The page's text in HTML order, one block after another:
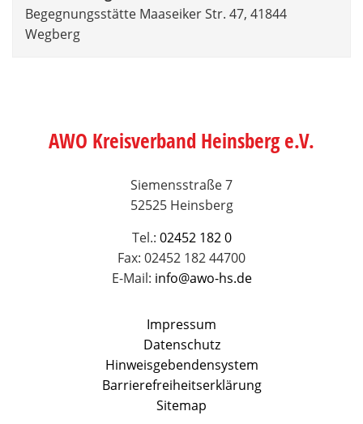
Begegnungsstätte Maaseiker Str. 47, 41844
Wegberg
AWO Kreisverband Heinsberg e.V.
Siemensstraße 7
52525 Heinsberg
Tel.: 02452 182 0
Fax: 02452 182 44700
E-Mail: info@awo-hs.de
Impressum
Datenschutz
Hinweisgebendensystem
Barrierefreiheitserklärung
Sitemap